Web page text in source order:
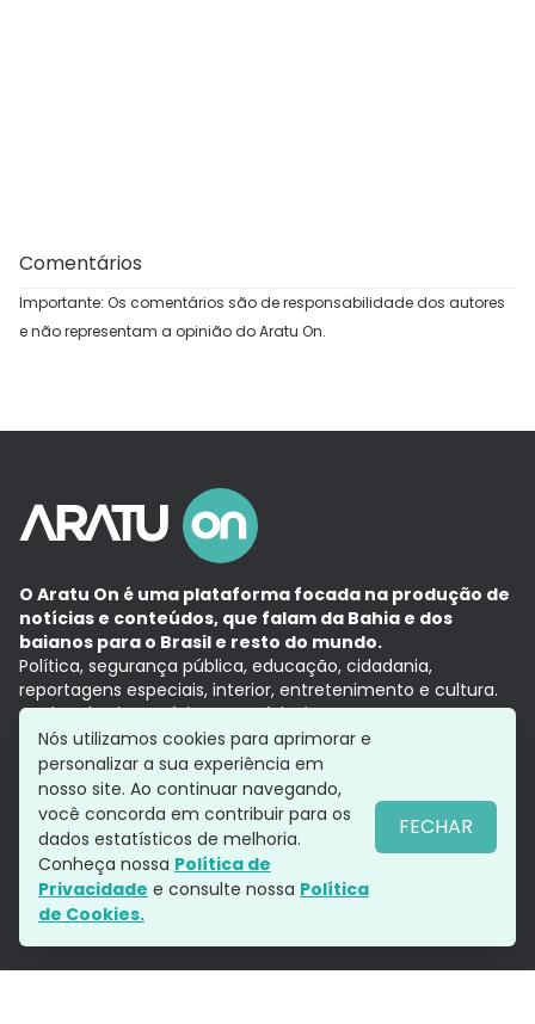
Comentários
Importante: Os comentários são de responsabilidade dos autores
e não representam a opinião do Aratu On.
O Aratu On é uma plataforma focada na produção de
notícias e conteúdos, que falam da Bahia e dos
baianos para o Brasil e resto do mundo.
Política, segurança pública, educação, cidadania,
reportagens especiais, interior, entretenimento e cultura.
Aqui, tudo vira notícia e a notícia é no tempo presente,
com a credibilidade do Grupo Aratu.
Grupo Aratu
Política de privacidade
Siga-nos
Nós utilizamos cookies para aprimorar e
personalizar a sua experiência em
nosso site. Ao continuar navegando,
você concorda em contribuir para os
dados estatísticos de melhoria.
Conheça nossa Política de
Privacidade e consulte nossa Política
de Cookies.
FECHAR